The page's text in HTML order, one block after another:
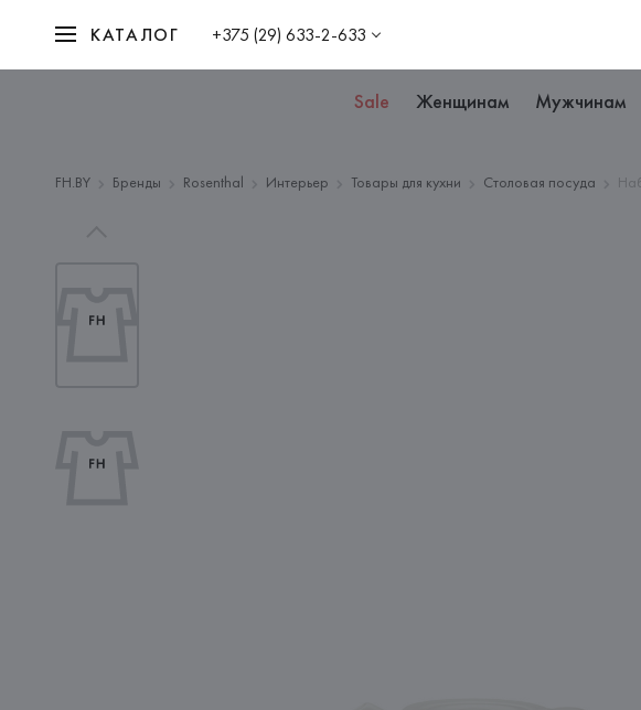
КАТАЛОГ +375 (29) 633-2-633
Sale Женщинам Мужчинам
FH.BY Бренды Rosenthal Интерьер Товары для кухни Столовая посуда